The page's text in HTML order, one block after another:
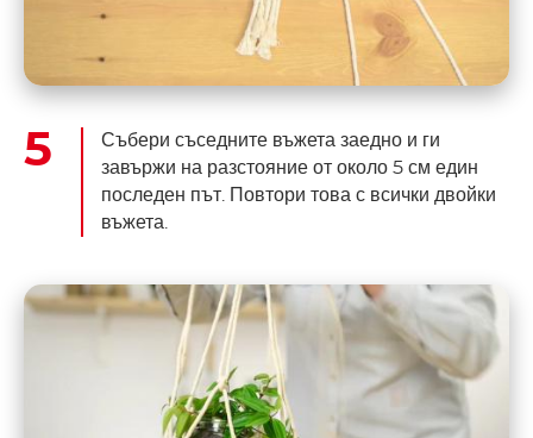
Събери съседните въжета заедно и ги
завържи на разстояние от около 5 см един
последен път. Повтори това с всички двойки
въжета.